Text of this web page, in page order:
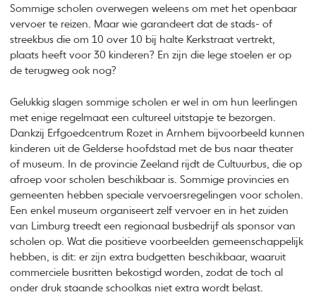
Sommige scholen overwegen weleens om met het openbaar
vervoer te reizen. Maar wie garandeert dat de stads- of
streekbus die om 10 over 10 bij halte Kerkstraat vertrekt,
plaats heeft voor 30 kinderen? En zijn die lege stoelen er op
de terugweg ook nog?
Gelukkig slagen sommige scholen er wel in om hun leerlingen
met enige regelmaat een cultureel uitstapje te bezorgen.
Dankzij Erfgoedcentrum Rozet in Arnhem bijvoorbeeld kunnen
kinderen uit de Gelderse hoofdstad met de bus naar theater
of museum. In de provincie Zeeland rijdt de Cultuurbus, die op
afroep voor scholen beschikbaar is. Sommige provincies en
gemeenten hebben speciale vervoersregelingen voor scholen.
Een enkel museum organiseert zelf vervoer en in het zuiden
van Limburg treedt een regionaal busbedrijf als sponsor van
scholen op. Wat die positieve voorbeelden gemeenschappelijk
hebben, is dit: er zijn extra budgetten beschikbaar, waaruit
commerciele busritten bekostigd worden, zodat de toch al
onder druk staande schoolkas niet extra wordt belast.